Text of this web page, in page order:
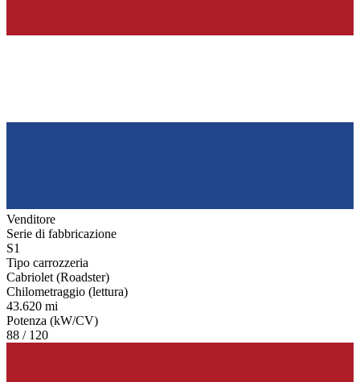
Venditore
Serie di fabbricazione
S1
Tipo carrozzeria
Cabriolet (Roadster)
Chilometraggio (lettura)
43.620 mi
Potenza (kW/CV)
88 / 120